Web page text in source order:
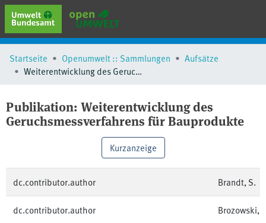
erweiterte Suche
Browse
Schlagwörter
Startseite Openumwelt :: Sammlungen
Aufsätze
Weiterentwicklung des Geruchsmessverfahrens für Bauprodukte
Publikation: Weiterentwicklung des
Geruchsmessverfahrens für Bauprodukte
Kurzanzeige
dc.contributor.author Brandt, S.
dc.contributor.author Brozowski,